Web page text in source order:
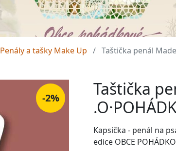
Penály a tašky Make Up Taštička penál
-2%
Taštička
Kapsička - penál na
edice OBCE